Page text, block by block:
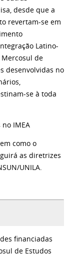
desde que a
revertam-se em
Latino-
de
desenvolvidas no
se à toda
IMEA
como o
as diretrizes
UNILA.
financiadas
de Estudos